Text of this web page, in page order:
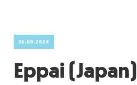
26.08.2024
Eppai (Japan)